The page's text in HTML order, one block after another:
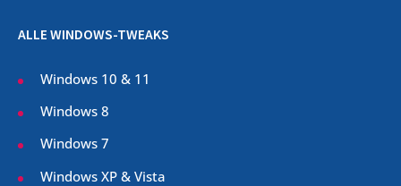
ALLE WINDOWS-TWEAKS
Windows 10 & 11
Windows 8
Windows 7
Windows XP & Vista